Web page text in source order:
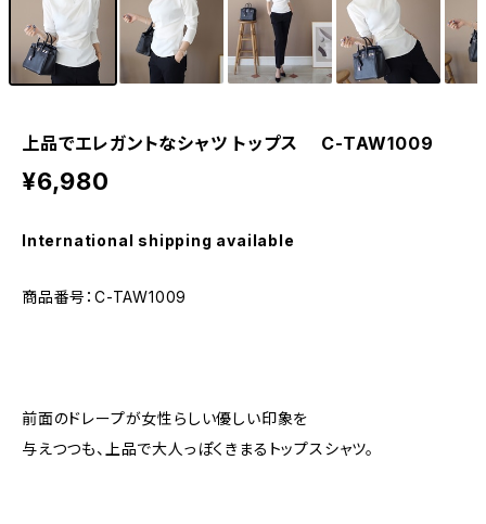
上品でエレガントなシャツ トップス C-TAW1009
¥6,980
International shipping available
商品番号：C-TAW1009
前面のドレープが女性らしい優しい印象を
与えつつも、上品で大人っぽくきまるトップスシャツ。